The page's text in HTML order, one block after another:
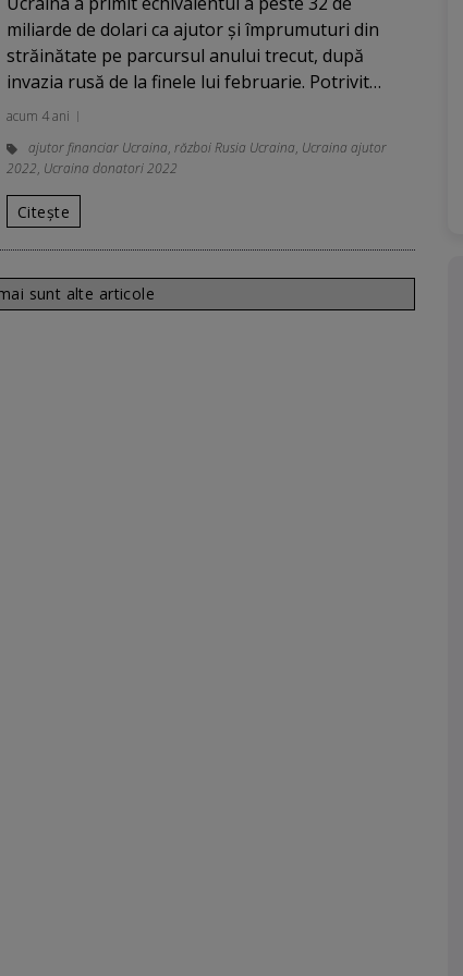
miliarde de dolari ca ajutor şi împrumuturi din
străinătate pe parcursul anului trecut, după
invazia rusă de la finele lui februarie. Potrivit…
acum 4 ani
ajutor financiar Ucraina, război Rusia Ucraina, Ucraina ajutor
2022, Ucraina donatori 2022
Citește
sunt alte articole